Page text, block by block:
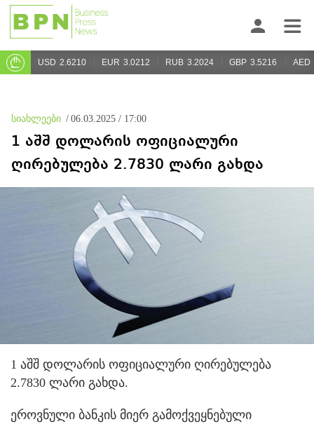
USD 2.6210 EUR 3.0212 RUB 3.2024 GBP 3.5216 AED
სიახლეები / 06.03.2025 / 17:00
1 აშშ დოლარის ოფიციალური
ღირებულება 2.7830 ლარი გახდა
1 აშშ დოლარის ოფიციალური ღირებულება
2.7830 ლარი გახდა.
ეროვნული ბანკის მიერ გამოქვეყნებული